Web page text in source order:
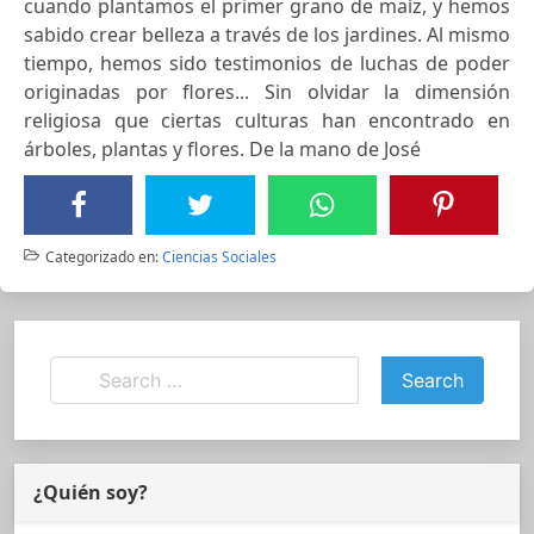
cuando plantamos el primer grano de maíz, y hemos
sabido crear belleza a través de los jardines. Al mismo
tiempo, hemos sido testimonios de luchas de poder
originadas por flores... Sin olvidar la dimensión
religiosa que ciertas culturas han encontrado en
árboles, plantas y flores. De la mano de José
Categorizado en:Ciencias Sociales
¿Quién soy?